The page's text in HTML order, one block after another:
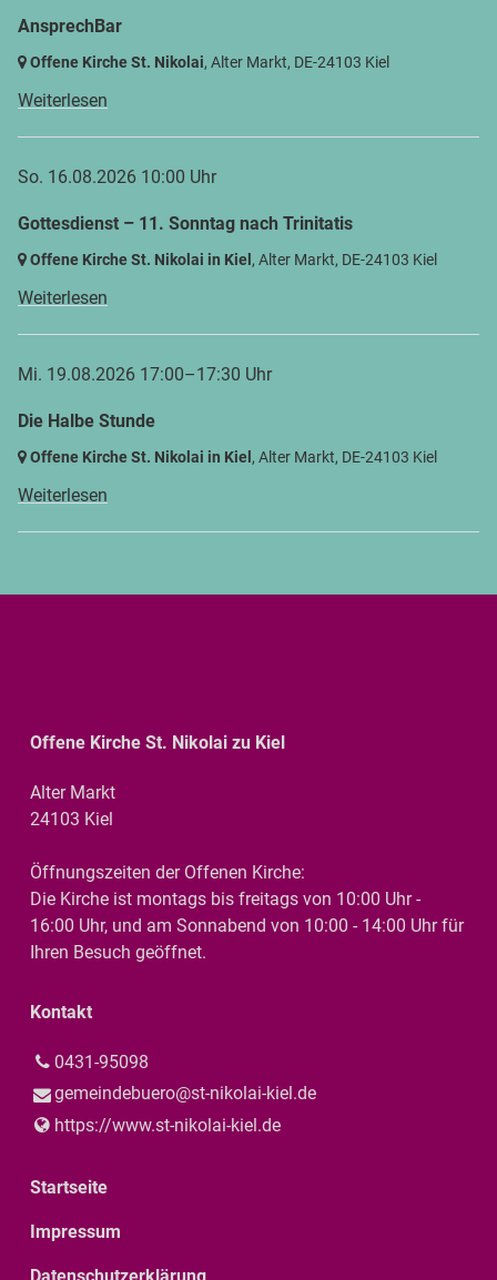
AnsprechBar
Offene Kirche St. Nikolai, Alter Markt, DE-24103 Kiel
Weiterlesen
So. 16.08.2026 10:00 Uhr
Gottesdienst – 11. Sonntag nach Trinitatis
Offene Kirche St. Nikolai in Kiel, Alter Markt, DE-24103 Kiel
Weiterlesen
Mi. 19.08.2026 17:00–17:30 Uhr
Die Halbe Stunde
Offene Kirche St. Nikolai in Kiel, Alter Markt, DE-24103 Kiel
Weiterlesen
Offene Kirche St. Nikolai zu Kiel
Alter Markt
24103 Kiel
Öffnungszeiten der Offenen Kirche:
Die Kirche ist montags bis freitags von 10:00 Uhr -
16:00 Uhr, und am Sonnabend von 10:00 - 14:00 Uhr für
Ihren Besuch geöffnet.
Kontakt
0431-95098
gemeindebuero@​st-nikolai-kiel.​de
https://www.​st-nikolai-kiel.​de
Startseite
Impressum